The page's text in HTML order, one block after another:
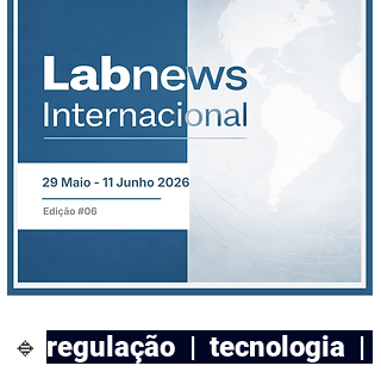
🔹 regulação | tecnologia |